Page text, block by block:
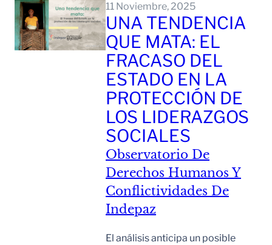
11 Noviembre, 2025
UNA TENDENCIA
QUE MATA: EL
FRACASO DEL
ESTADO EN LA
PROTECCIÓN DE
LOS LIDERAZGOS
SOCIALES
Observatorio De
Derechos Humanos Y
Conflictividades De
Indepaz
El análisis anticipa un posible